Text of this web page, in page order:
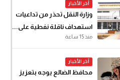
آخر الأخبار
وزارة النقل تحذر من تداعيات
استهداف ناقلة نفطية على...
منذ 15 ساعة
آخر الأخبار
محافظ الضالع يوجه بتعزيز